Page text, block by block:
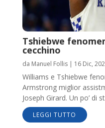
Tshiebwe
cecchino
da Manuel Follis| 16 Dic,
Williams e Tshiebwe
Armstrong miglior
Joseph Girard. Un po’ di
LEGGI TUTTO